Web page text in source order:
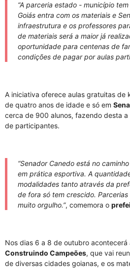
“A parceria estado - município
Goiás entra com os materiais e
infraestrutura e os professores
de materiais será a maior já
oportunidade para centenas de
condições de pagar por aulas
A iniciativa oferece aulas gratuitas de
de quatro anos de idade e só em
cerca de 900 alunos, fazendo desta
de participantes.
“Senador Canedo está no
em prática esportiva. A
modalidades tanto através da
de fora só tem crescido.
muito orgulho.”, comemora o
Nos dias 6 a 8 de outubro acontecerá
Construindo Campeões, que vai
de diversas cidades goianas, e os